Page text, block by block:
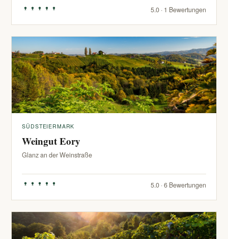
5.0 · 1 Bewertungen
SÜDSTEIERMARK
Weingut Eory
Glanz an der Weinstraße
5.0 · 6 Bewertungen